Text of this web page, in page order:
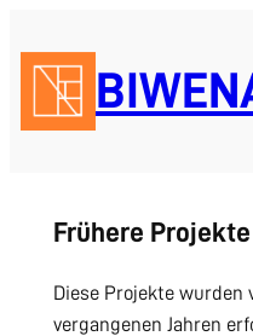
Inhalt
springen
Frühere Projekte
Diese Projekte wurden
vergangenen Jahren